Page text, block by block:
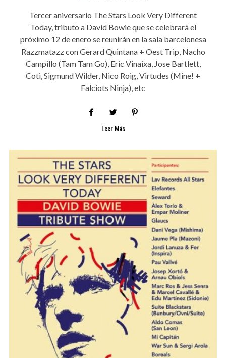
Tercer aniversario The Stars Look Very Different
Today, tributo a David Bowie que se celebrará el
próximo 12 de enero se reunirán en la sala barcelonesa
Razzmatazz con Gerard Quintana + Oest Trip, Nacho
Campillo (Tam Tam Go), Eric Vinaixa, Jose Bartlett,
Coti, Sigmund Wilder, Nico Roig, Virtudes (Mine! +
Falciots Ninja), etc
Leer Más